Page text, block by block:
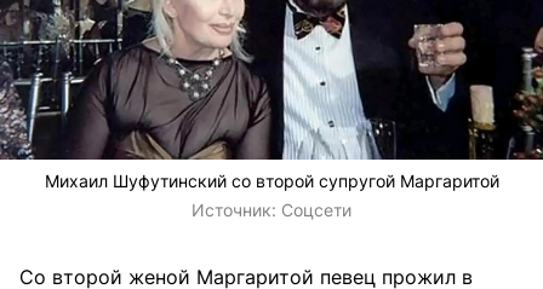
Михаил Шуфутинский со второй супругой Маргаритой
Источник: Соцсети
Со второй женой Маргаритой певец прожил в